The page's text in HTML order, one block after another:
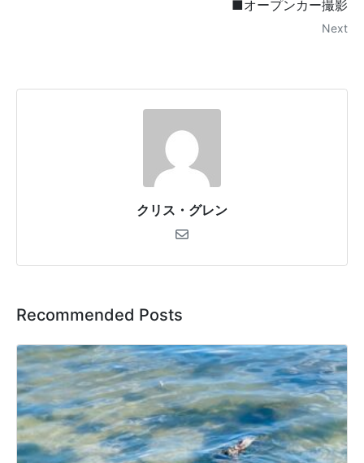
■オープンカー撮影
Next
クリス・グレン
Recommended Posts